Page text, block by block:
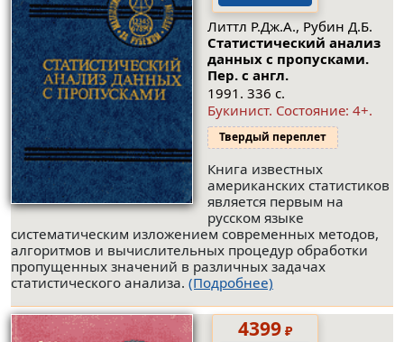
Литтл Р.Дж.А., Рубин Д.Б.
Статистический анализ
данных с пропусками.
Пер. с англ.
1991. 336 с.
Букинист. Состояние: 4+.
Твердый переплет
Книга известных
американских статистиков
является первым на
русском языке
систематическим изложением современных методов,
алгоритмов и вычислительных процедур обработки
пропущенных значений в различных задачах
статистического анализа. (Подробнее)
4399₽